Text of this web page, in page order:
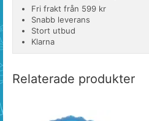
Fri frakt från 599 kr
Snabb leverans
Stort utbud
Klarna
Relaterade produkter